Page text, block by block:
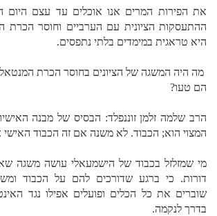
את הפירות המרים אנו אוכלים עד עצם היום
ההתעסקות הציונית עם הערביים וחוסר הכרת
היא טראגית במימדים בלתי נתפסים.
מה היה המשגה של הציונים בחוסר הכרת
הם טעו?
הרב שלמה זלמן זוננפלד: הבסיס של מבנה
המצוי הוא; הכבוד. לא משנה אם זה הכבוד האישי
מי שמזלזל בכבוד של הישמעאלי עושה משגה
דורות. כי ברגע שדורכים להם על הכבוד
שוברים את כל הכלים ופועלים אפילו נגד
בדרך לנקמה.